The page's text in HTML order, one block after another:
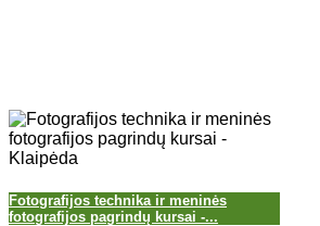
Fotografijos technika ir meninės
fotografijos pagrindų kursai -...